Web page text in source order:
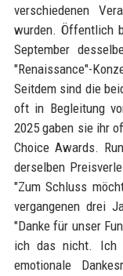
verschiedenen
wurden. Öffentlich
September
"Renaissance"-
Seitdem sind die
oft in Begleitung
2025 gaben sie ihr
Choice Awards.
derselben
"Zum Schluss
vergangenen drei
"Danke für unser
ich das nicht. Ich
emotionale